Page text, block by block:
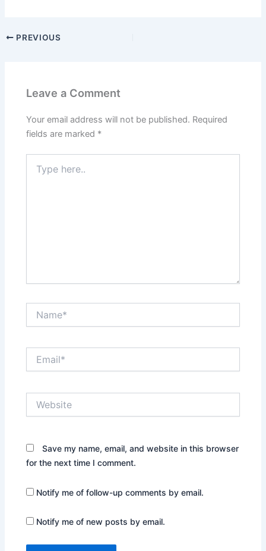
PREVIOUS
Leave a Comment
Your email address will not be published. Required
fields are marked *
here..
Save my name, email, and website in this browser
for the next time I comment.
Notify me of follow-up comments by email.
Notify me of new posts by email.